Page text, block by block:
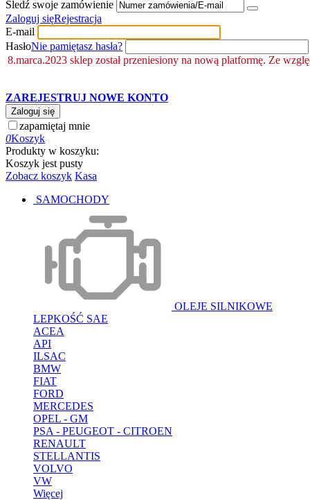
Śledź swoje zamówienie
Zaloguj sięRejestracja
E-mail
HasłoNie pamiętasz hasła?
8.marca.2023 sklep został przeniesiony na nową platformę. Ze
ZAREJESTRUJ NOWE KONTO
Zaloguj się
zapamiętaj mnie
0Koszyk
Produkty w koszyku:
Koszyk jest pusty
Zobacz koszyk Kasa
SAMOCHODY
OLEJE SILNIKOWE
LEPKOŚĆ SAE
ACEA
API
ILSAC
BMW
FIAT
FORD
MERCEDES
OPEL - GM
PSA - PEUGEOT - CITROEN
RENAULT
STELLANTIS
VOLVO
VW
Więcej